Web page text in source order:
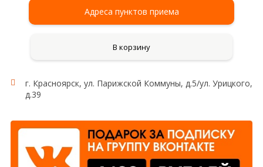
Адреса пунктов приема
В корзину
г. Красноярск, ул. Парижской Коммуны, д.5/ул. Урицкого,
д.39